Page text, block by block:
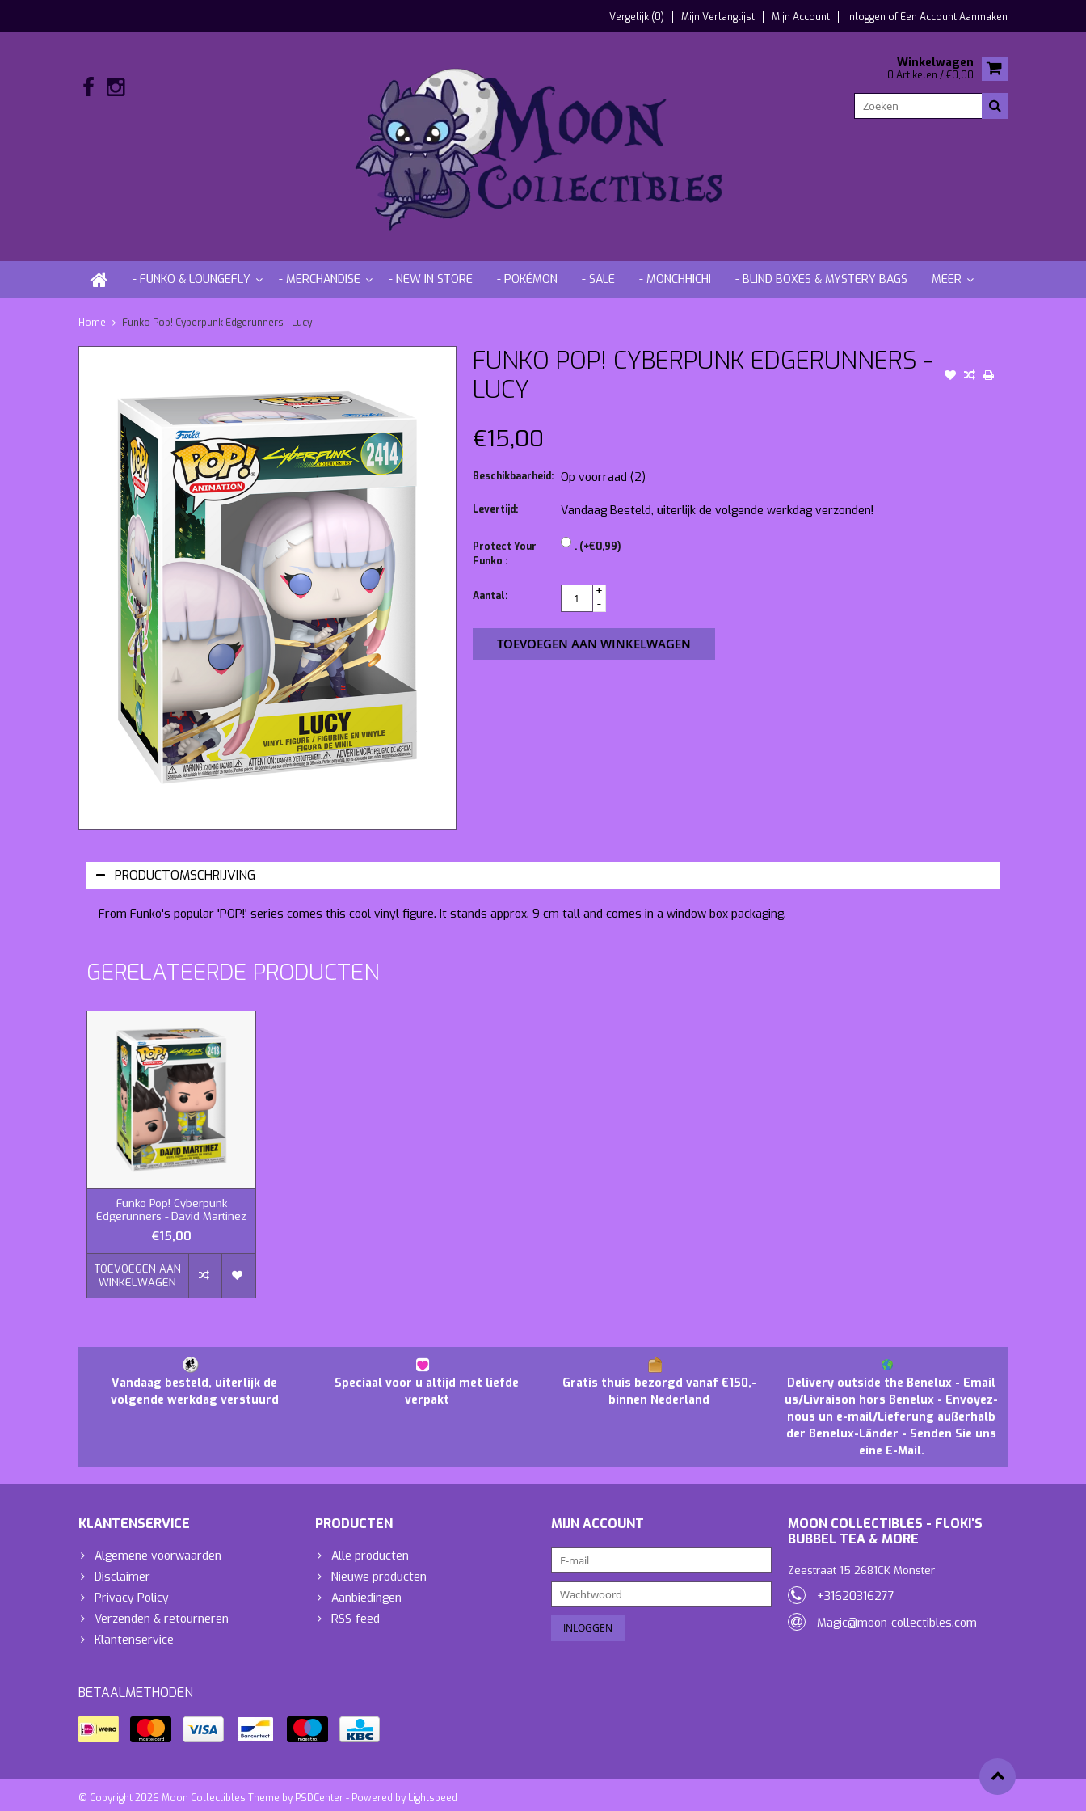
Vergelijk (0) Mijn Verlanglijst Mijn Account Inloggen ofEen Account Aanmaken
Winkelwagen
0 Artikelen / €0,00
- FUNKO & LOUNGEFLY - MERCHANDISE - NEW IN STORE - POKÉMON - SALE - MONCHHICHI - BLIND BOXES & MYSTERY BAGS MEER
Home Funko Pop! Cyberpunk Edgerunners - Lucy
FUNKO POP! CYBERPUNK EDGERUNNERS -
LUCY
€15,00
Beschikbaarheid: Op voorraad (2)
Levertijd: Vandaag Besteld, uiterlijk de volgende werkdag verzonden!
Protect Your
Funko :
. (+€0,99)
Aantal:
+
-
TOEVOEGEN AAN WINKELWAGEN
PRODUCTOMSCHRIJVING
From Funko's popular 'POP!' series comes this cool vinyl figure. It stands approx. 9 cm tall and comes in a window box packaging.
GERELATEERDE PRODUCTEN
Funko Pop! Cyberpunk
Edgerunners - David Martinez
€15,00
TOEVOEGEN AAN
WINKELWAGEN
Vandaag besteld, uiterlijk de
volgende werkdag verstuurd
Speciaal voor u altijd met liefde
verpakt
Gratis thuis bezorgd vanaf €150,-
binnen Nederland
Delivery outside the Benelux - Email
us/Livraison hors Benelux - Envoyez-
nous un e-mail/Lieferung außerhalb
der Benelux-Länder - Senden Sie uns
eine E-Mail.
KLANTENSERVICE
Algemene voorwaarden
Disclaimer
Privacy Policy
Verzenden & retourneren
Klantenservice
PRODUCTEN
Alle producten
Nieuwe producten
Aanbiedingen
RSS-feed
MIJN ACCOUNT
MOON COLLECTIBLES - FLOKI'S
BUBBEL TEA & MORE
Zeestraat 15 2681CK Monster
+31620316277
Magic@moon-collectibles.com
BETAALMETHODEN
© Copyright 2026 Moon Collectibles Theme by PSDCenter- Powered by Lightspeed